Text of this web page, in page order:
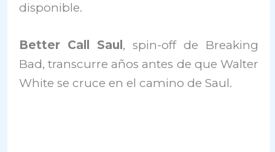
disponible.
Better Call Saul , spin-off de Breaking
Bad, transcurre años antes de que Walter
White se cruce en el camino de Saul.